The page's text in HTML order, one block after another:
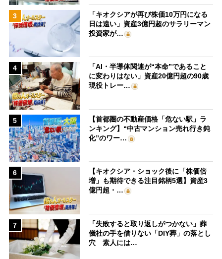
3
「キオクシアが再び株価10万円になる
日は遠い」資産3億円超のサラリーマン
投資家が…
4
「AI・半導体関連が“本命”であること
に変わりはない」資産20億円超の90歳
現役トレー…
5
【首都圏の不動産価格「危ない駅」ラ
ンキング】“中古マンション売れ行き鈍
化”のワー…
6
【キオクシア・ショック後に「株価倍
増」も期待できる注目銘柄5選】資産3
億円超・…
7
「失敗すると取り返しがつかない」葬
儀社の手を借りない「DIY葬」の落とし
穴 素人には…